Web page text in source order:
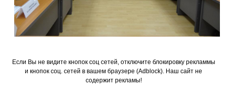
Если Вы не видите кнопок соц сетей, отключите блокировку рекламмы
и кнопок соц. сетей в вашем браузере (Adblock). Наш сайт не
содержит рекламы!